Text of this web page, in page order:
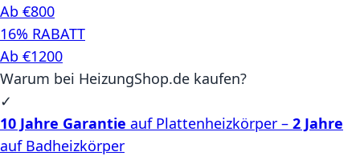
Ab €800
16% RABATT
Ab €1200
Warum bei HeizungShop.de kaufen?
✓
10 Jahre Garantie auf Plattenheizkörper – 2 Jahre
auf Badheizkörper